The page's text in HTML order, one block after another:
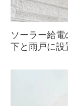
ソーラー給
下と雨戸に設